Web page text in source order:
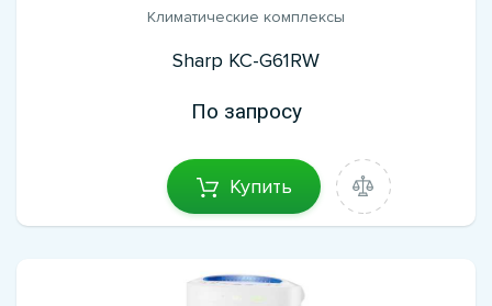
Климатические комплексы
Sharp KC-G61RW
По запросу
Купить